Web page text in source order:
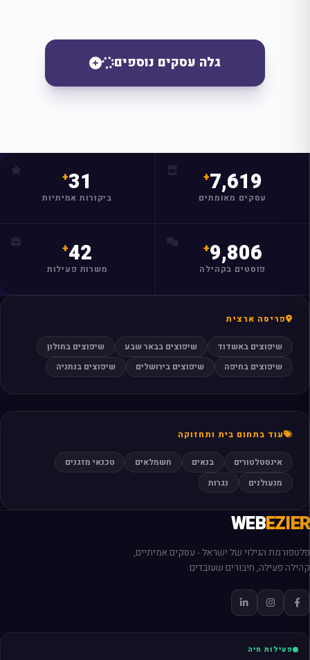
גלה עסקים נוספים
7,619
עסקים מאומתים
31
ביקורות אמיתיות
9,806
פוסטים בקהילה
42
משרות פעילות
פריסה ארצית
שיפוצים באשדוד שיפוצים בבאר שבע
שיפוצים בחולון
שיפוצים בחיפה
שיפוצים בירושלים שיפוצים בנתניה
עוד בתחום בית ותחזוקה
אינסטלטורים בנאים חשמלאים
טכנאי מזגנים
מנעולנים
נגרות
WEBEZIER
פלטפורמת הגילוי של ישראל - עסקים אמיתיים,
קהילה פעילה, חיבורים שעובדים.
פעילות חיה